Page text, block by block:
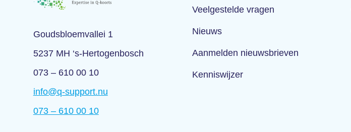
Goudsbloemvallei 1
5237 MH ‘s-Hertogenbosch
073 – 610 00 10
info@q-support.nu
073 – 610 00 10
Veelgestelde vragen
Nieuws
Aanmelden nieuwsbrieven
Kenniswijzer